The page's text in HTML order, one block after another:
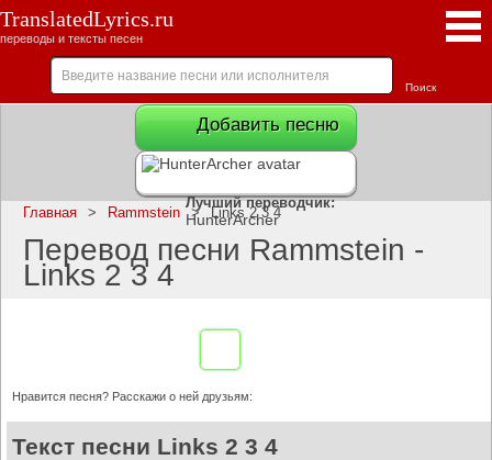
TranslatedLyrics.ru
переводы и тексты песен
Добавить песню
Лучший переводчик:
HunterArcher
Главная > Rammstein > Links 2 3 4
Перевод песни Rammstein -
Links 2 3 4
Нравится песня? Расскажи о ней друзьям:
Текст песни Links 2 3 4